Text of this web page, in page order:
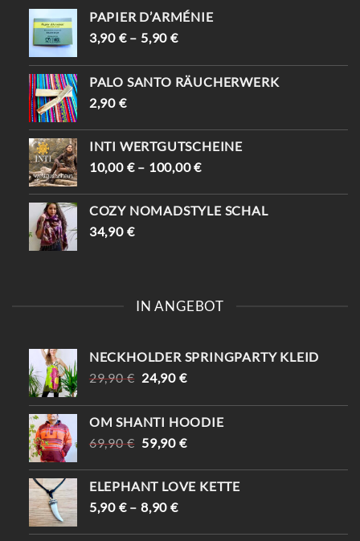
PAPIER D’ARMÉNIE
3,90 €– 5,90€
PALO SANTO RÄUCHERWERK
2,90 €
INTI WERTGUTSCHEINE
10,00 €– 100,00€
COZY NOMADSTYLE SCHAL
34,90 €
IN ANGEBOT
NECKHOLDER SPRINGPARTY KLEID
29,90€ URSPRÜNGLICHER
WAR:
29,90 €
24,90 €AKTUELLER
IST:
24,90 €.
OM SHANTI HOODIE
69,90€ URSPRÜNGLICHER
WAR:
69,90 €
59,90 €AKTUELLER
IST:
59,90 €.
ELEPHANT LOVE KETTE
5,90 €–8,90€